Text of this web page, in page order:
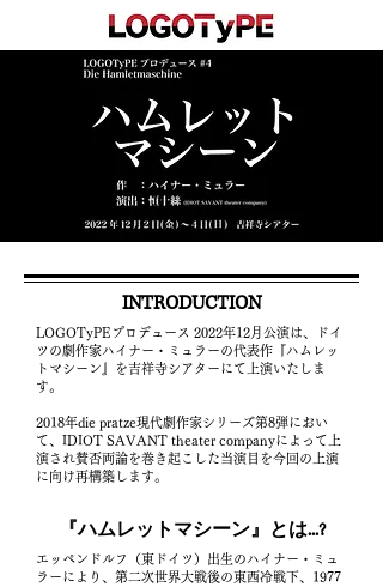
INTRODUCTION
LOGOTyPEプロデュース 2‌0‌2‌2年12月公演は、ドイ
ツの劇作家ハイナー・ミュラーの代表作『ハムレッ
トマシーン』を吉祥寺シアターにて上演いたしま
す。
2‌0‌1‌8年die pratze現代劇作家シリーズ第8弾におい
て、IDIOT SAVANT theater companyによって上
演され賛否両論を巻き起こした当演目を今回の上演
に向け再構築します。
『ハムレットマシーン』とは...?
エッペンドルフ（東ドイツ）出生のハイナー・ミュ
ラーにより、第二次世界大戦後の東西冷戦下、1‌9‌7‌7